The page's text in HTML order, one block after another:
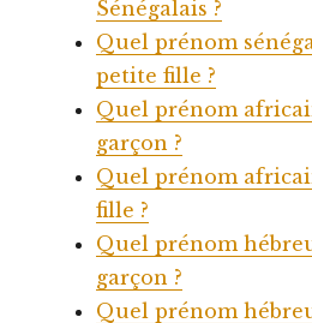
Sénégalais ?
Quel prénom
petite fille ?
Quel prénom
garçon ?
Quel prénom
fille ?
Quel prénom
garçon ?
Quel prénom